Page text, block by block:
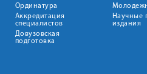
Ординатура
Аккредитация
специалистов
Довузовская
подготовка
Научные
издания